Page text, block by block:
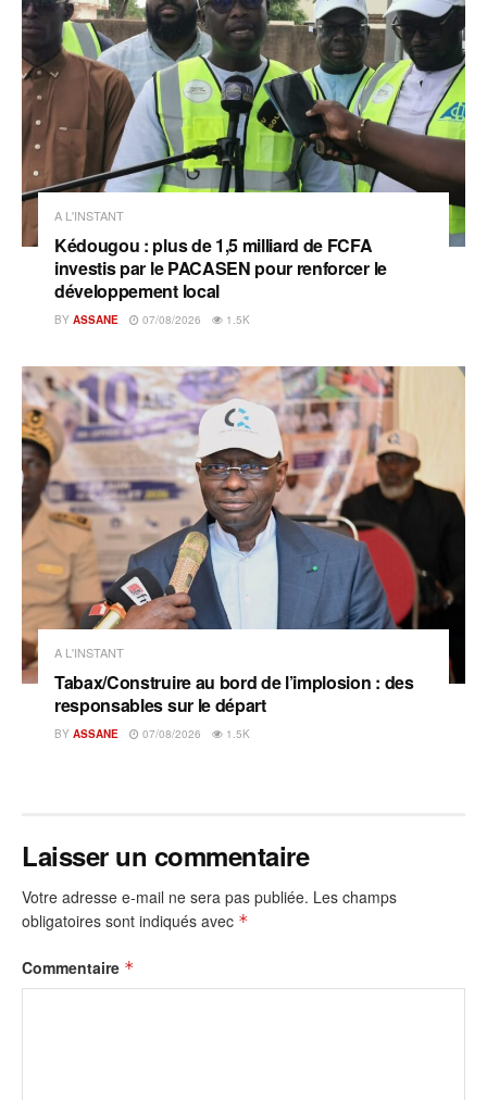
A L'INSTANT
Kédougou : plus de 1,5 milliard de FCFA
investis par le PACASEN pour renforcer le
développement local
BY ASSANE 07/08/2026 1.5K
A L'INSTANT
Tabax/Construire au bord de l’implosion : des
responsables sur le départ
BY ASSANE 07/08/2026 1.5K
Laisser un commentaire
Votre adresse e-mail ne sera pas publiée. Les champs
obligatoires sont indiqués avec *
Commentaire *